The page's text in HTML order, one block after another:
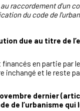
raccordement d'un
du code de
due au titre de
en partie par
inchangé et le reste
dernier
de l’urbanisme